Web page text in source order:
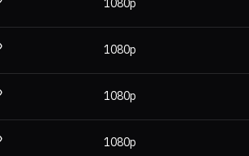
1080p
1080p
1080p
1080p